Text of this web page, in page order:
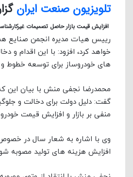
تلویزیون صنعت ایران
افزایش قیمت بازار حاصل تصمیمات
رییس هیات مدیره انجمن صنایع
خواهد کرد، افزود: با این اقدام
های خودروساز برای توسعه خطوط
محمدرضا نجفی منش با بیان این
گفت: دلیل دولت برای دخالت و
منفی بر بازار و افزایش قیمت
وی با اشاره به شعار سال در
افزایش هزینه های تولید مصوبه